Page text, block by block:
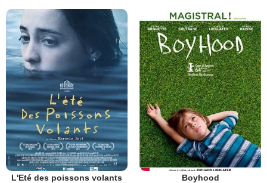
L'Eté des poissons volants Boyhood